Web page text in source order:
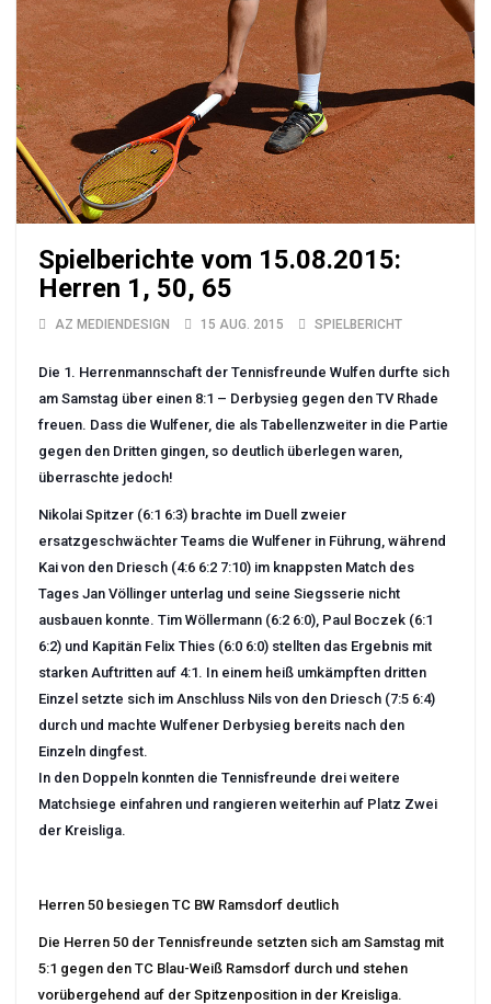
Spielberichte vom 15.08.2015:
Herren 1, 50, 65
AZ MEDIENDESIGN 15 AUG. 2015 SPIELBERICHT
Die 1. Herrenmannschaft der Tennisfreunde Wulfen durfte sich
am Samstag über einen 8:1 – Derbysieg gegen den TV Rhade
freuen. Dass die Wulfener, die als Tabellenzweiter in die Partie
gegen den Dritten gingen, so deutlich überlegen waren,
überraschte jedoch!
Nikolai Spitzer (6:1 6:3) brachte im Duell zweier
ersatzgeschwächter Teams die Wulfener in Führung, während
Kai von den Driesch (4:6 6:2 7:10) im knappsten Match des
Tages Jan Völlinger unterlag und seine Siegsserie nicht
ausbauen konnte. Tim Wöllermann (6:2 6:0), Paul Boczek (6:1
6:2) und Kapitän Felix Thies (6:0 6:0) stellten das Ergebnis mit
starken Auftritten auf 4:1. In einem heiß umkämpften dritten
Einzel setzte sich im Anschluss Nils von den Driesch (7:5 6:4)
durch und machte Wulfener Derbysieg bereits nach den
Einzeln dingfest.
In den Doppeln konnten die Tennisfreunde drei weitere
Matchsiege einfahren und rangieren weiterhin auf Platz Zwei
der Kreisliga.
Herren 50 besiegen TC BW Ramsdorf deutlich
Die Herren 50 der Tennisfreunde setzten sich am Samstag mit
5:1 gegen den TC Blau-Weiß Ramsdorf durch und stehen
vorübergehend auf der Spitzenposition in der Kreisliga.